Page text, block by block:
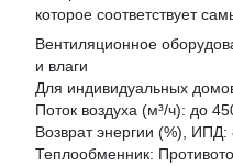
которое соответствует
Вентиляционное
и влаги
Для индивидуальных
Поток воздуха (м³/ч): до
Возврат энергии (%), ИПД:
Теплообменник: